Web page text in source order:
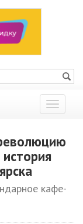
Показать
меню
кафе-